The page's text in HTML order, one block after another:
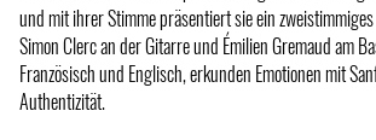
und mit ihrer Stimme präsentiert sie ein
Simon Clerc an der Gitarre und Émilien Gremaud am
Französisch und Englisch, erkunden Emotionen mit
Authentizität.